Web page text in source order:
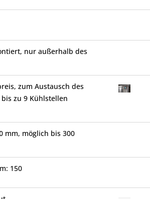
nur außerhalb des
zum Austausch des
zu 9 Kühlstellen
mm, möglich bis 300
150